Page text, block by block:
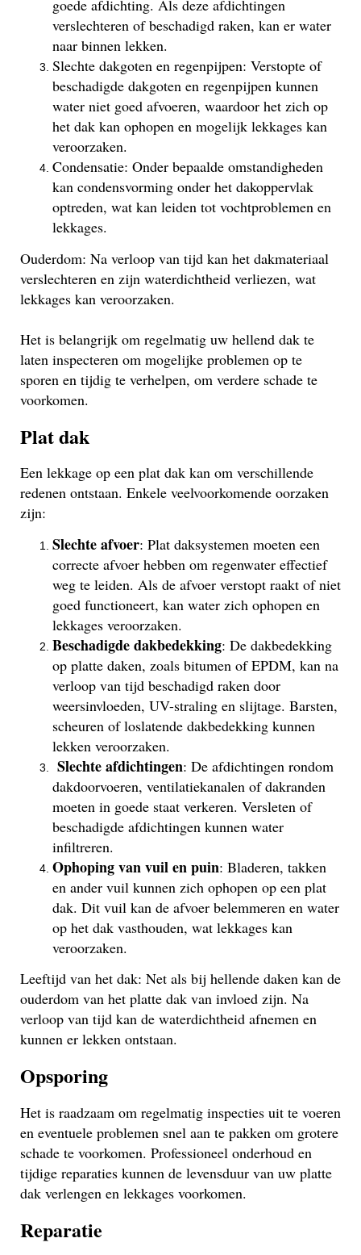
goede afdichting. Als deze afdichtingen
verslechteren of beschadigd raken, kan er water
naar binnen lekken.
Slechte dakgoten en regenpijpen: Verstopte of
beschadigde dakgoten en regenpijpen kunnen
water niet goed afvoeren, waardoor het zich op
het dak kan ophopen en mogelijk lekkages kan
veroorzaken.
Condensatie: Onder bepaalde omstandigheden
kan condensvorming onder het dakoppervlak
optreden, wat kan leiden tot vochtproblemen en
lekkages.
Ouderdom: Na verloop van tijd kan het dakmateriaal
verslechteren en zijn waterdichtheid verliezen, wat
lekkages kan veroorzaken.
Het is belangrijk om regelmatig uw hellend dak te
laten inspecteren om mogelijke problemen op te
sporen en tijdig te verhelpen, om verdere schade te
voorkomen.
Plat dak
Een lekkage op een plat dak kan om verschillende
redenen ontstaan. Enkele veelvoorkomende oorzaken
zijn:
Slechte afvoer: Plat daksystemen moeten een
correcte afvoer hebben om regenwater effectief
weg te leiden. Als de afvoer verstopt raakt of niet
goed functioneert, kan water zich ophopen en
lekkages veroorzaken.
Beschadigde dakbedekking: De dakbedekking
op platte daken, zoals bitumen of EPDM, kan na
verloop van tijd beschadigd raken door
weersinvloeden, UV-straling en slijtage. Barsten,
scheuren of loslatende dakbedekking kunnen
lekken veroorzaken.
Slechte afdichtingen: De afdichtingen rondom
dakdoorvoeren, ventilatiekanalen of dakranden
moeten in goede staat verkeren. Versleten of
beschadigde afdichtingen kunnen water
infiltreren.
Ophoping van vuil en puin: Bladeren, takken
en ander vuil kunnen zich ophopen op een plat
dak. Dit vuil kan de afvoer belemmeren en water
op het dak vasthouden, wat lekkages kan
veroorzaken.
Leeftijd van het dak: Net als bij hellende daken kan de
ouderdom van het platte dak van invloed zijn. Na
verloop van tijd kan de waterdichtheid afnemen en
kunnen er lekken ontstaan.
Opsporing
Het is raadzaam om regelmatig inspecties uit te voeren
en eventuele problemen snel aan te pakken om grotere
schade te voorkomen. Professioneel onderhoud en
tijdige reparaties kunnen de levensduur van uw platte
dak verlengen en lekkages voorkomen.
Reparatie